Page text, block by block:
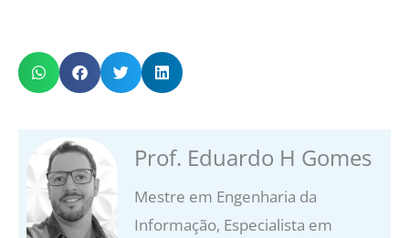
Prof. Eduardo H Gomes
Mestre em Engenharia da
Informação, Especialista em